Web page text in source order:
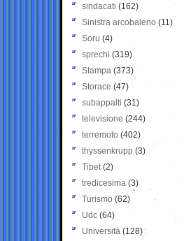
sindacati (162)
Sinistra arcobaleno (11)
Soru (4)
sprechi (319)
Stampa (373)
Storace (47)
subappalti (31)
televisione(244)
terremoto (402)
thyssenkrupp (3)
Tibet(2)
tredicesima (3)
Turismo (62)
Udc (64)
Università (128)